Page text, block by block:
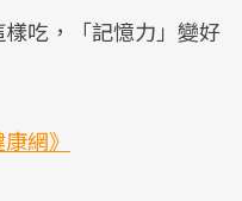
樣吃，「記憶力」變好
網》